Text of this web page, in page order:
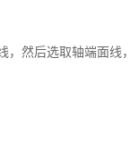
，然后选取轴端面线